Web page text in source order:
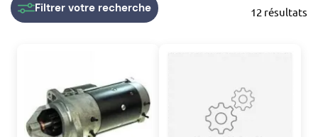
12 résultats
Filtrer votre recherche